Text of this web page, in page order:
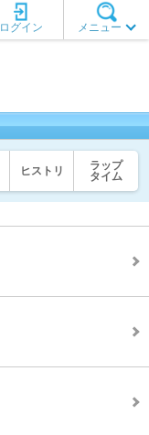
メニュー
ログイン
ヒストリ
ラップ
タイム